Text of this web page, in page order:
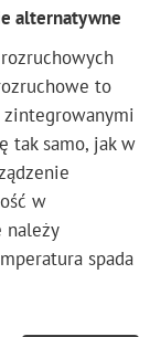
alternatywne
to
tak samo, jak w
w
należy
spada